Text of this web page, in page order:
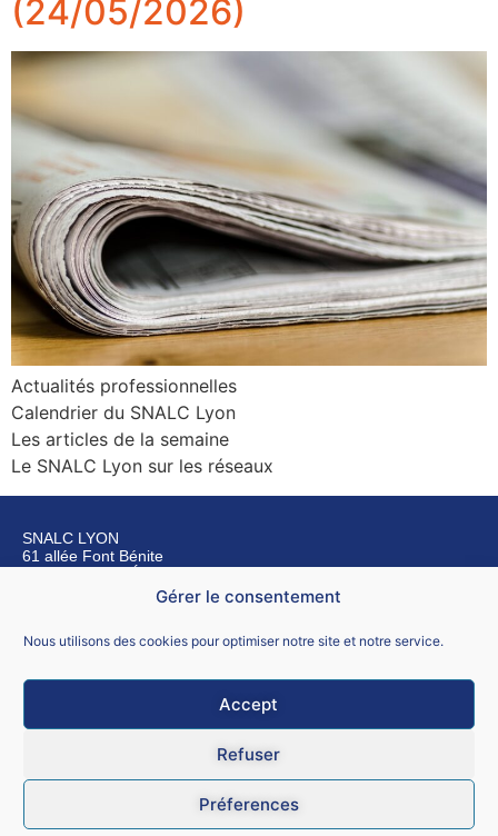
Gérer le consentement
Nous utilisons des cookies pour optimiser notre site et notre service.
Accept
Refuser
Préferences
(24/05/2026)
Actualités professionnelles
Calendrier du SNALC Lyon
Les articles de la semaine
Le SNALC Lyon sur les réseaux
SNALC LYON
61 allée Font Bénite
42155 SAINT LÉGER SUR ROANNE
CGU